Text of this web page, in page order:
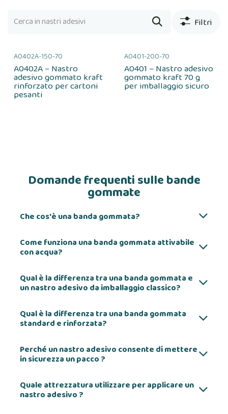
Filtri
A0402A-150-70
A0402A – Nastro
adesivo gommato kraft
rinforzato per cartoni
pesanti
A0401-200-70
A0401 – Nastro adesivo
gommato kraft 70 g
per imballaggio sicuro
Domande frequenti sulle bande
gommate
Che cos'è una banda gommata?
Come funziona una banda gommata attivabile
con acqua?
Qual è la differenza tra una banda gommata e
un nastro adesivo da imballaggio classico?
Qual è la differenza tra una banda gommata
standard e rinforzata?
Perché un nastro adesivo consente di mettere
in sicurezza un pacco ?
Quale attrezzatura utilizzare per applicare un
nastro adesivo ?